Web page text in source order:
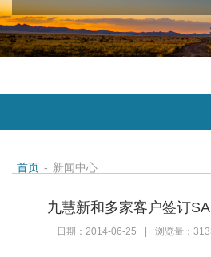
首页 - 新闻中心
九慧新和多家客户签订
日期：2014-06-25 浏览量：